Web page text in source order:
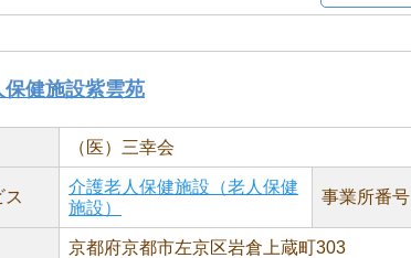
保健施設紫雲苑
（医）三幸会
ス
介護老人保健施設（老人保健
施設）
事業所番号
京都府京都市左京区岩倉上蔵町303